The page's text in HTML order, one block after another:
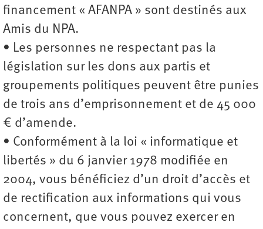
financement « AFANPA » sont destinés aux
Amis du NPA.
• Les personnes ne respectant pas la
législation sur les dons aux partis et
groupements politiques peuvent être punies
de trois ans d’emprisonnement et de 45 000
€ d’amende.
• Conformément à la loi « informatique et
libertés » du 6 janvier 1978 modifiée en
2004, vous bénéficiez d’un droit d’accès et
de rectification aux informations qui vous
concernent, que vous pouvez exercer en